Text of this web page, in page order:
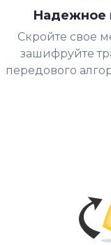
Надежное
Скройте свое
зашифруйте
передового